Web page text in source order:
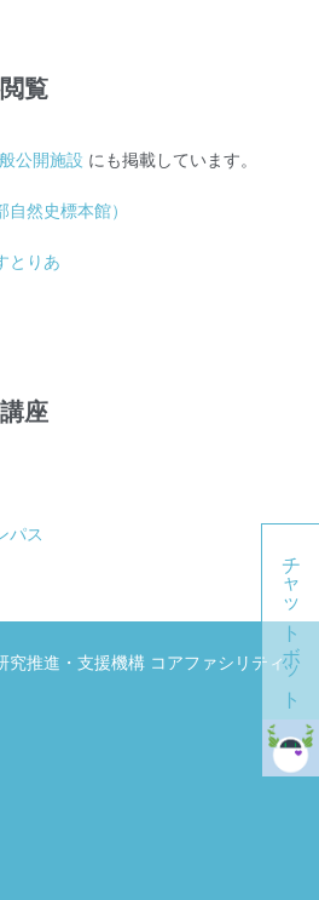
覧
公開施設 にも掲載しています。
然史標本館）
とりあ
座
パス
チャットボット
究推進・支援機構 コアファシリティ